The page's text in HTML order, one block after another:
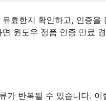
효한지 확인하고, 인증을
윈도우 정품 인증 만료
가 반복될 수 있습니다. 이